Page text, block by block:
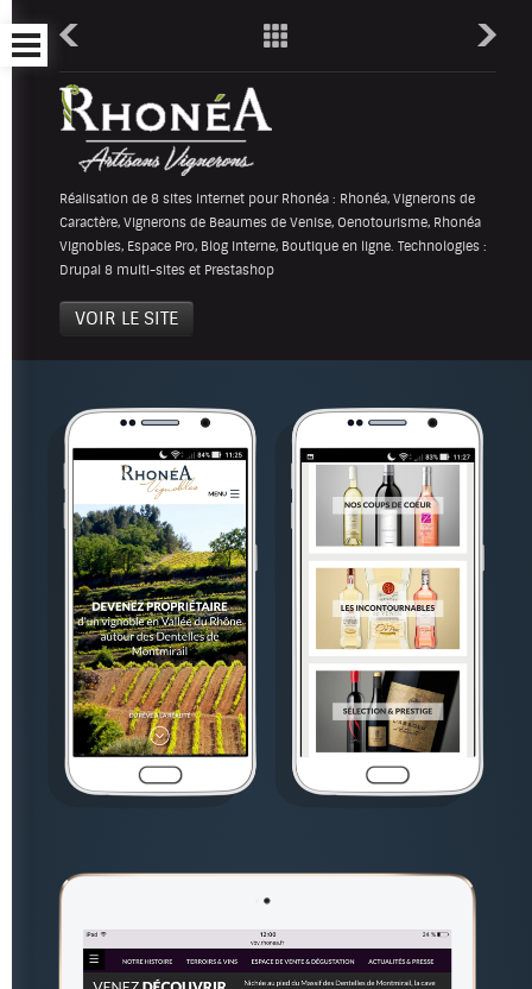
Réalisation de 8 sites internet pour Rhonéa : Rhonéa, Vignerons de
Caractère, Vignerons de Beaumes de Venise, Oenotourisme, Rhonéa
Vignobles, Espace Pro, Blog Interne, Boutique en ligne. Technologies :
Drupal 8 multi-sites et Prestashop
VOIR LE SITE